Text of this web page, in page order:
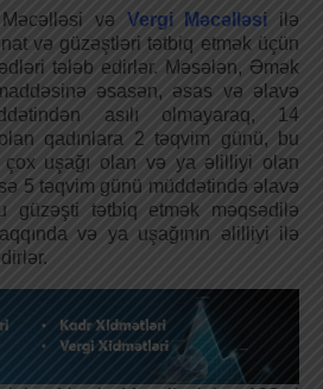
və Vergi Məcəlləsi ilə
və güzəştləri tətbiq etmək üçün
tələb edirlər. Məsələn, Әmək
əsasən, əsas və əlavə
asılı olmayaraq, 14
qadınlara 2 təqvim günü, bu
uşağı olan və ya əlilliyi olan
5 təqvim günü müddətində əlavə
güzəşti tətbiq etmək məqsədilə
və ya uşağının əlilliyi ilə